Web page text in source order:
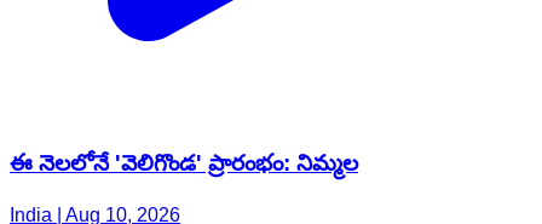
ఈ నెలలోనే 'వెలిగొండ' ప్రారంభం: నిమ్మల
India | Aug 10, 2026